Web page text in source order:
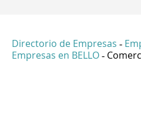
Directorio de Empresas -
Empresas en BELLO -